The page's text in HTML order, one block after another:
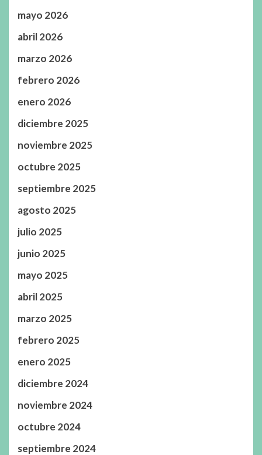
mayo 2026
abril 2026
marzo 2026
febrero 2026
enero 2026
diciembre 2025
noviembre 2025
octubre 2025
septiembre 2025
agosto 2025
julio 2025
junio 2025
mayo 2025
abril 2025
marzo 2025
febrero 2025
enero 2025
diciembre 2024
noviembre 2024
octubre 2024
septiembre 2024